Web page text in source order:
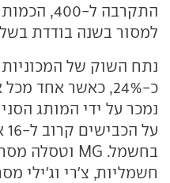
התקרבה ל-
למסור בשנה בודדת
נתח השוק של
כ-24%, כאשר אחד